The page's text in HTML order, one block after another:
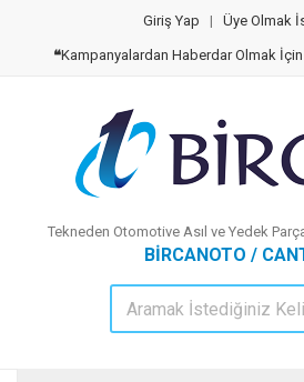
Giriş Yap | Üye Olmak
❝Kampanyalardan Haberdar Olmak İçin
Tekneden Otomotive Asıl ve Yedek
BİRCANOTO /